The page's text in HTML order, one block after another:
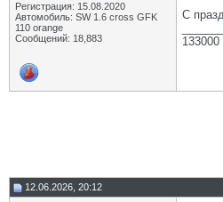
Регистрация: 15.08.2020
Автомобиль: SW 1.6 cross GFK
110 orange
Сообщений: 18,883
С
12.06.2026, 20:12